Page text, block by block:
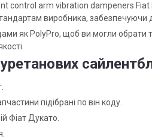
control arm vibration dampeners Fiat
виробника, забезпечуючи
як PolyPro, щоб ви могли обрати
підібрані по він коду.
Фіат Дукато.